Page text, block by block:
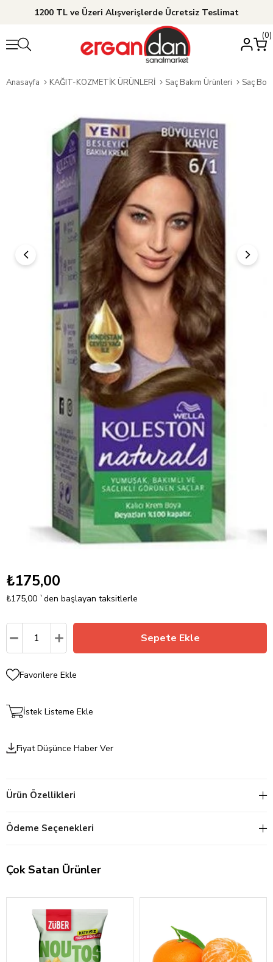
1200 TL ve Üzeri Alışverişlerde Ücretsiz Teslimat
0
Anasayfa KAĞIT-KOZMETİK ÜRÜNLERİ Saç Bakım Ürünleri Saç
Koleston Naturals Krem Boya
Büyüleyici Kahve Set Saç
Boyası 6/1
₺175,00
₺175,00 `den başlayan taksitlerle
Favorilere Ekle
İstek Listeme Ekle
Fiyat Düşünce Haber Ver
Ürün Özellikleri
Ödeme Seçenekleri
Çok Satan Ürünler